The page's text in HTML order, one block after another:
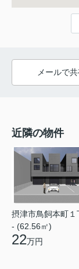
メールで
近隣の物件
摂津市鳥飼本町１
- (62.56㎡)
22万円